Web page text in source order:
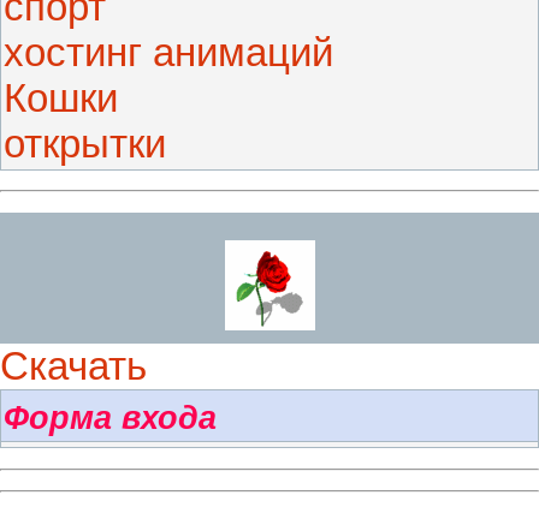
хостинг анимаций
Кошки
открытки
Скачать
Форма входа